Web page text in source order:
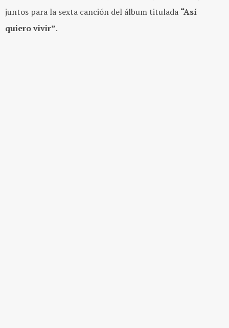
juntos para la sexta canción del álbum titulada “Así
quiero vivir”.